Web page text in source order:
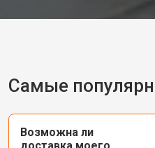
Самые
Возможна ли